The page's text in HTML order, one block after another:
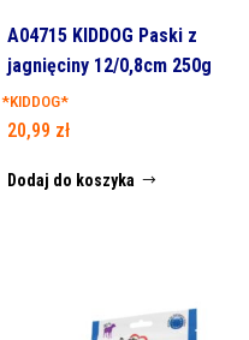
A04715 KIDDOG Paski z
jagnięciny 12/0,8cm 250g
*KIDDOG*
20,99 zł
Dodaj do koszyka